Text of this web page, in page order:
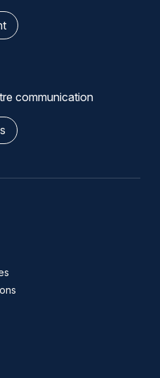
communication